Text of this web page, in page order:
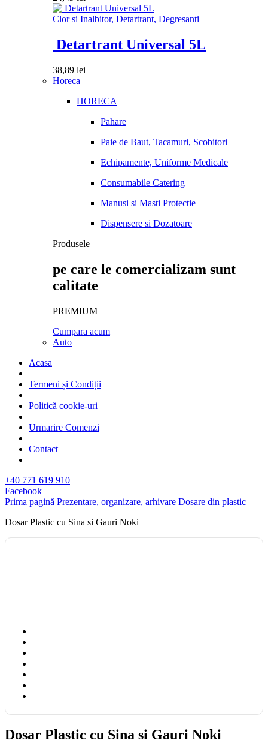
Clor si Inalbitor, Detartrant, Degresanti
Detartrant Universal 5L
38,89 lei
Horeca
HORECA
Pahare
Paie de Baut, Tacamuri, Scobitori
Echipamente, Uniforme Medicale
Consumabile Catering
Manusi si Masti Protectie
Dispensere si Dozatoare
Produsele
pe care le comercializam sunt
calitate
PREMIUM
Cumpara acum
Auto
Acasa
Termeni și Condiții
Politică cookie-uri
Urmarire Comenzi
Contact
+40 771 619 910
Facebook
Prima pagină Prezentare, organizare, arhivare Dosare din plastic
Dosar Plastic cu Sina si Gauri Noki
Dosar Plastic cu Sina si Gauri Noki